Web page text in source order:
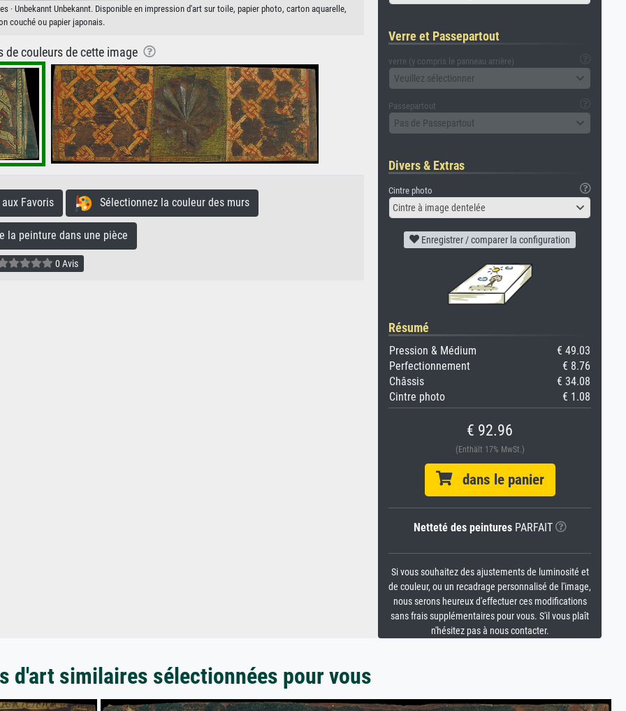
· Unbekannt Unbekannt. Disponible en impression d'art sur toile, papier photo, carton aquarelle,
couché ou papier japonais.
de couleurs de cette image
Favoris Sélectionnez la couleur des murs
peinture dans une pièce
0 Avis
Verre et Passepartout
verre (y compris le panneau arrière)
Veuillez sélectionner
Passepartout
Pas de Passepartout
Divers & Extras
Cintre photo
Cintre à image dentelée
Enregistrer / comparer la configuration
Résumé
Pression & Médium
€ 49.03
Perfectionnement
€ 8.76
Châssis
€ 34.08
Cintre photo
€ 1.08
€ 92.96
(Enthält 17% MwSt.)
dans le panier
Netteté des peinturesPARFAIT
Si vous souhaitez des ajustements de luminosité et
de couleur, ou un recadrage personnalisé de l'image,
nous serons heureux d'effectuer ces modifications
sans frais supplémentaires pour vous. S'il vous plaît
n'hésitez pas à nous contacter.
d'art similaires sélectionnées pour vous